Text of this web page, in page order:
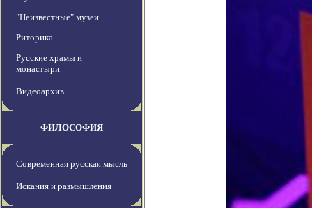
"Неизвестные" музеи
Риторика
Русские храмы и
монастыри
Видеоархив
ФИЛОСОФИЯ
Современная русская мысль
Искания и размышления